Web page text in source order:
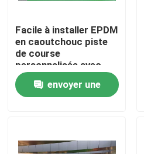
Accueil
Produits
Facile à installer EPDM
en caoutchouc piste
de course
personnalisée avec
flexibilité UV
envoyer une